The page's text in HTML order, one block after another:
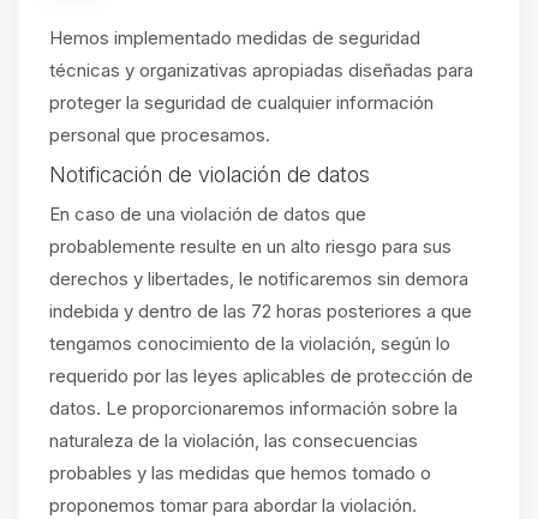
Hemos implementado medidas de seguridad
técnicas y organizativas apropiadas diseñadas para
proteger la seguridad de cualquier información
personal que procesamos.
Notificación de violación de datos
En caso de una violación de datos que
probablemente resulte en un alto riesgo para sus
derechos y libertades, le notificaremos sin demora
indebida y dentro de las 72 horas posteriores a que
tengamos conocimiento de la violación, según lo
requerido por las leyes aplicables de protección de
datos. Le proporcionaremos información sobre la
naturaleza de la violación, las consecuencias
probables y las medidas que hemos tomado o
proponemos tomar para abordar la violación.